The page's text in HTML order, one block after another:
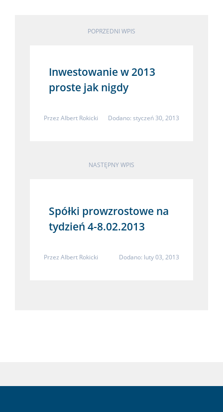
POPRZEDNI WPIS
Inwestowanie w 2013
proste jak nigdy
Przez Albert Rokicki Dodano: styczeń 30, 2013
NASTĘPNY WPIS
Spółki prowzrostowe na
tydzień 4-8.02.2013
Przez Albert Rokicki Dodano: luty 03, 2013